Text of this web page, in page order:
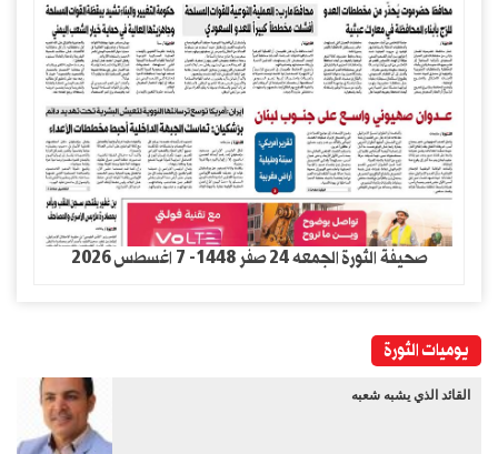
صحيفة الثورة الجمعه 24 صفر 1448- 7 اغسطس 2026
يوميات الثورة
القائد الذي يشبه شعبه